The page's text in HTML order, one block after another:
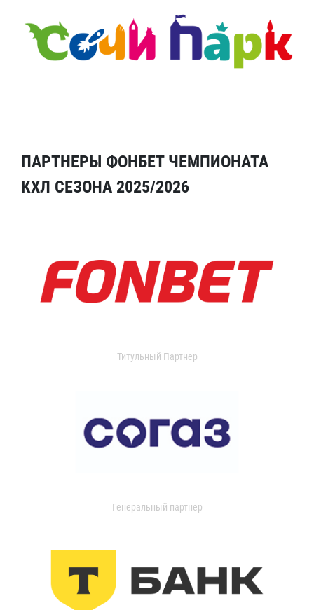
ПАРТНЕРЫ ФОНБЕТ ЧЕМПИОНАТА
КХЛ СЕЗОНА 2025/2026
Титульный Партнер
Генеральный партнер